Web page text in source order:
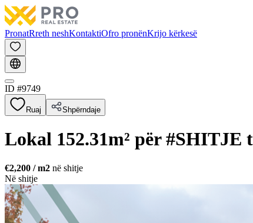
PronatRreth neshKontaktiOfro pronënKrijo kërkesë
ID #9749
Ruaj Shpërndaje
Lokal 152.31m² për #SHITJE
€2,200 / m2 në shitje
Në shitje